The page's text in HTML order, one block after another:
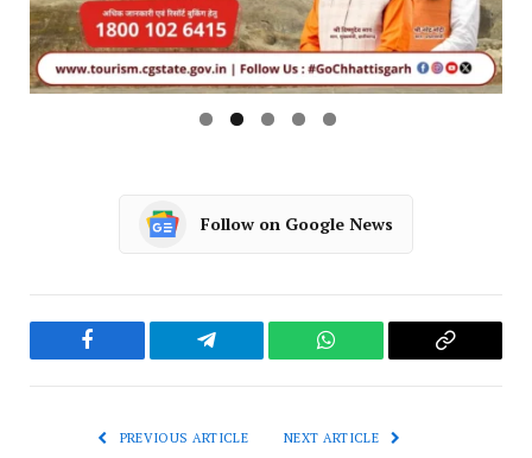
Follow on Google News
Facebook Telegram WhatsApp
Copy
PREVIOUS ARTICLE NEXT ARTICLE